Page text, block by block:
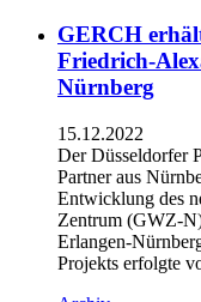
GERCH
Friedrich-
Nürnberg
15.12.2022
Der Düsseldorfer
Partner aus
Entwicklung des
Zentrum (GWZ-
Erlangen-
Projekts erfolgte